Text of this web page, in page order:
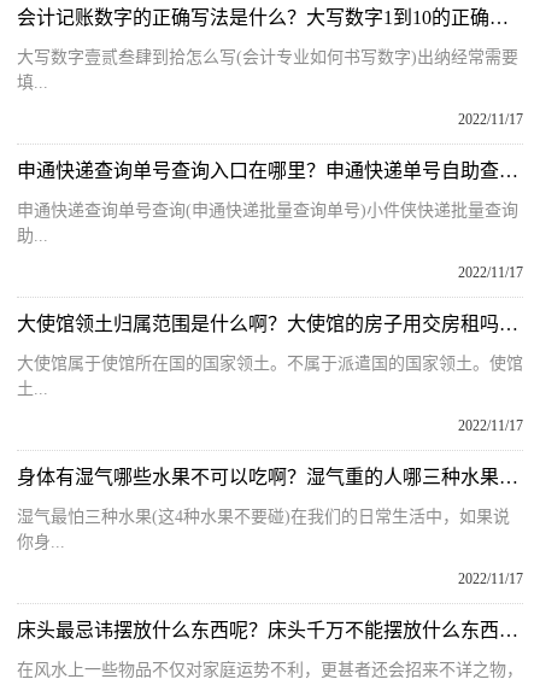
会计记账数字的正确写法是什么？大写数字1到10的正确写法是什么？
大写数字壹贰叁肆到拾怎么写(会计专业如何书写数字)出纳经常需要
填...
2022/11/17
申通快递查询单号查询入口在哪里？申通快递单号自助查询系统是什么？
申通快递查询单号查询(申通快递批量查询单号)小件侠快递批量查询
助...
2022/11/17
大使馆领土归属范围是什么啊？大使馆的房子用交房租吗为什么呢？
大使馆属于使馆所在国的国家领土。不属于派遣国的国家领土。使馆
土...
2022/11/17
身体有湿气哪些水果不可以吃啊？湿气重的人哪三种水果不能吃呢？
湿气最怕三种水果(这4种水果不要碰)在我们的日常生活中，如果说
你身...
2022/11/17
床头最忌讳摆放什么东西呢？床头千万不能摆放什么东西和物品呢？
在风水上一些物品不仅对家庭运势不利，更甚者还会招来不详之物，